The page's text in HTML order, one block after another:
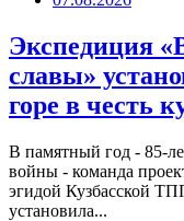
Экспедиция
славы»
горе в честь
В памятный год - 85-
войны - команда
эгидой Кузбасской
установила...